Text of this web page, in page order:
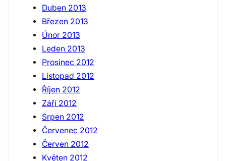
Duben 2013
Březen 2013
Únor 2013
Leden 2013
Prosinec 2012
Listopad 2012
Říjen 2012
Září 2012
Srpen 2012
Červenec 2012
Červen 2012
Květen 2012